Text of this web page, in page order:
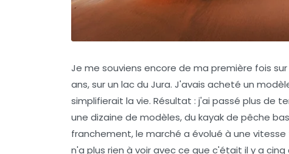
Je me souviens encore de ma première fois
ans, sur un lac du Jura. J'avais acheté un
simplifierait la vie. Résultat : j'ai passé plus de
une dizaine de modèles, du kayak de pêche
franchement, le marché a évolué à une
n'a plus rien à voir avec ce que c'était il y a